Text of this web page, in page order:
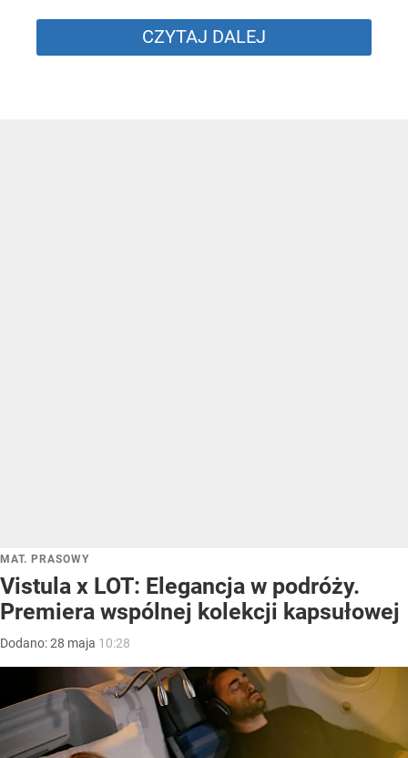
CZYTAJ DALEJ
MAT. PRASOWY
Vistula x LOT: Elegancja w podróży.
Premiera wspólnej kolekcji kapsułowej
Dodano:28 maja 10:28